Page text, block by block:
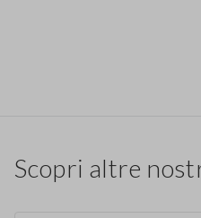
Scopri altre